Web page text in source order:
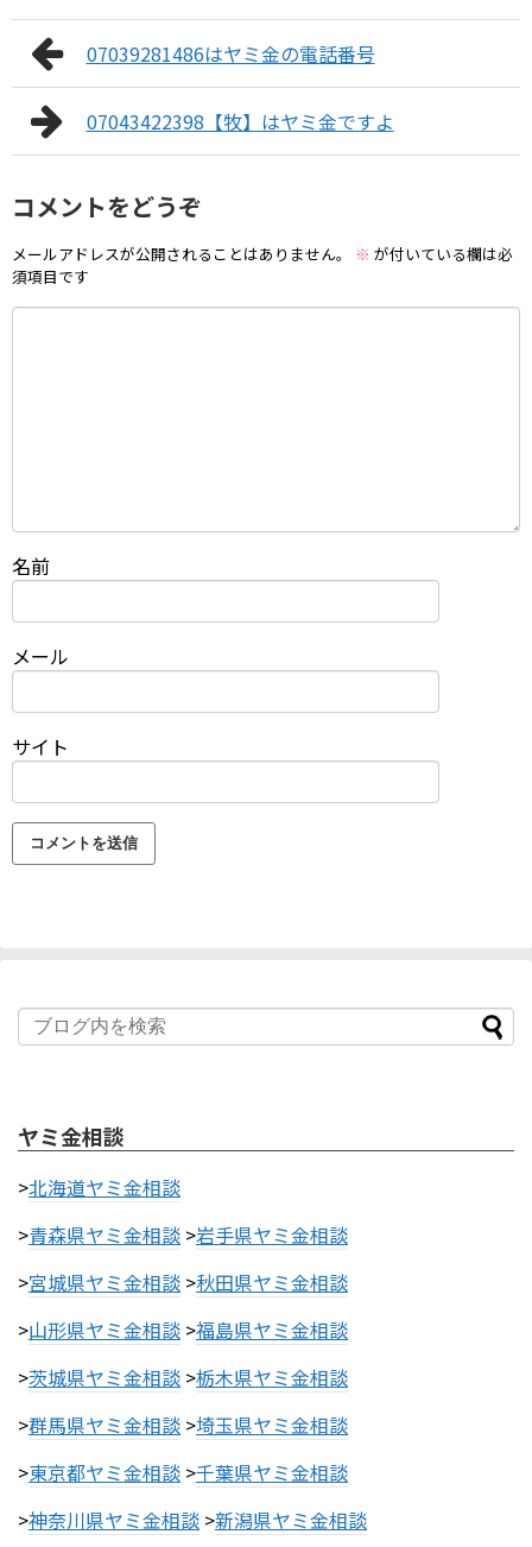
07039281486はヤミ金の電話番号
07043422398【牧】はヤミ金ですよ
コメントをどうぞ
メールアドレスが公開されることはありません。 ※ が付いている欄は必
須項目です
名前
メール
サイト
ヤミ金相談
>北海道ヤミ金相談
>青森県ヤミ金相談 >岩手県ヤミ金相談
>宮城県ヤミ金相談 >秋田県ヤミ金相談
>山形県ヤミ金相談 >福島県ヤミ金相談
>茨城県ヤミ金相談 >栃木県ヤミ金相談
>群馬県ヤミ金相談 >埼玉県ヤミ金相談
>東京都ヤミ金相談 >千葉県ヤミ金相談
>神奈川県ヤミ金相談 >新潟県ヤミ金相談